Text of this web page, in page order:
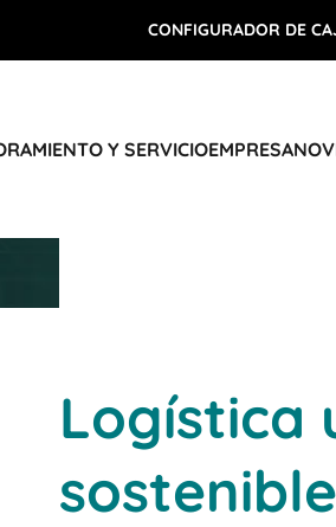
CONFIGURADOR DE
Y SERVICIOEMPRESA
Logística